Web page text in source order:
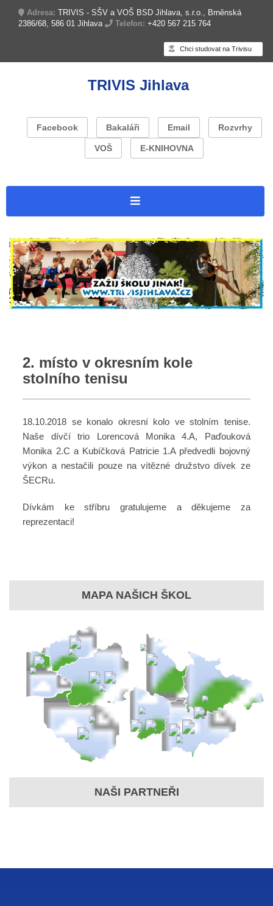
Adresa: TRIVIS - SŠV a VOŠ BSD Jihlava, s.r.o., Brněnská
2386/68, 586 01 Jihlava
Telefon: +420 567 215 764
Chci studovat na Trivisu
TRIVIS Jihlava
Facebook Bakaláři Email Rozvrhy
VOŠ E-KNIHOVNA
2. místo v okresním kole
stolního tenisu
18.10.2018 se konalo okresní kolo ve stolním tenise.
Naše dívčí trio Lorencová Monika 4.A, Paďouková
Monika 2.C a Kubíčková Patricie 1.A předvedli bojovný
výkon a nestačili pouze na vítězné družstvo dívek ze
ŠECRu.
Dívkám ke stříbru gratulujeme a děkujeme za
reprezentaci!
MAPA NAŠICH ŠKOL
NAŠI PARTNEŘI